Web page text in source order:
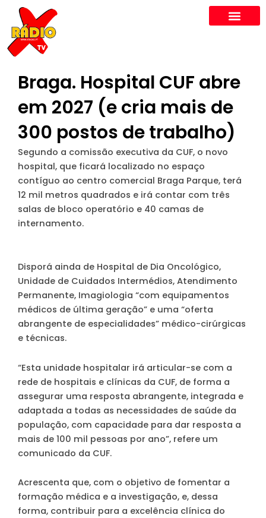
content
Braga. Hospital CUF abre
em 2027 (e cria mais de
300 postos de trabalho)
Segundo a comissão executiva da CUF, o novo
hospital, que ficará localizado no espaço
contíguo ao centro comercial Braga Parque, terá
12 mil metros quadrados e irá contar com três
salas de bloco operatório e 40 camas de
internamento.
Disporá ainda de Hospital de Dia Oncológico,
Unidade de Cuidados Intermédios, Atendimento
Permanente, Imagiologia “com equipamentos
médicos de última geração” e uma “oferta
abrangente de especialidades” médico-cirúrgicas
e técnicas.
“Esta unidade hospitalar irá articular-se com a
rede de hospitais e clínicas da CUF, de forma a
assegurar uma resposta abrangente, integrada e
adaptada a todas as necessidades de saúde da
população, com capacidade para dar resposta a
mais de 100 mil pessoas por ano”, refere um
comunicado da CUF.
Acrescenta que, com o objetivo de fomentar a
formação médica e a investigação, e, dessa
forma, contribuir para a excelência clínica do